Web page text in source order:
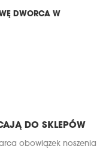
DWORCA W
DO SKLEPÓW
obowiązek noszenia